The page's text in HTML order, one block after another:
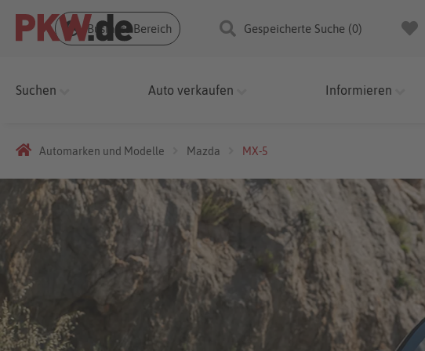
Business Bereich Gespeicherte Suche (0)
Suchen Auto verkaufen Informieren
Automarken und Modelle Mazda MX-5